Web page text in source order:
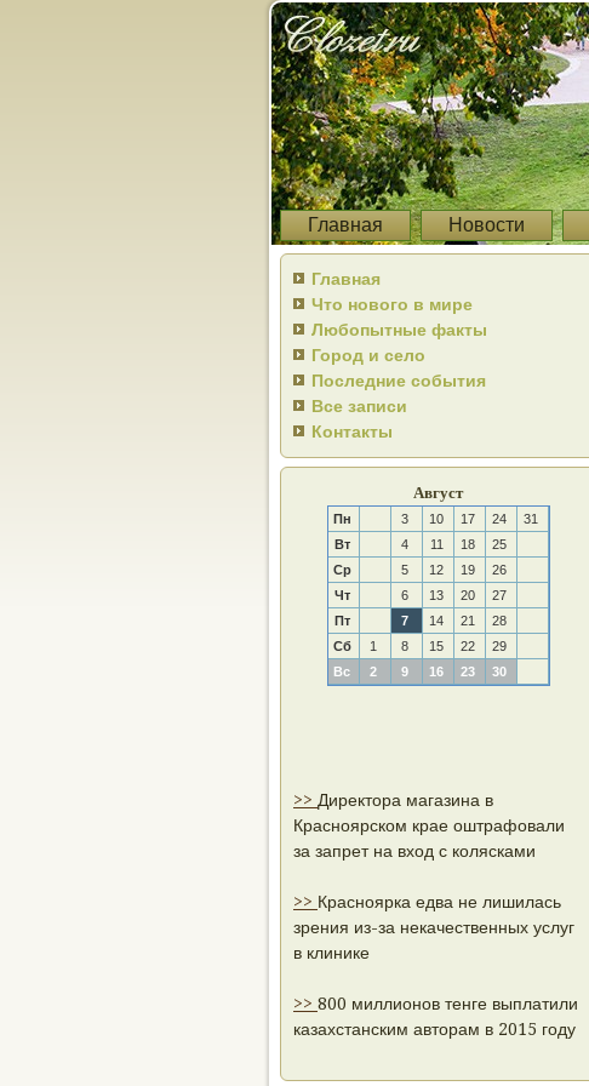
Главная Новости
Главная
Что нового в мире
Любопытные факты
Город и село
Последние события
Все записи
Контакты
Август
Пн 3 10 17 24
31
Вт
4 11 18
25
Ср
5 12 19
26
Чт
6 13 20
27
Пт
7 14 21
28
Сб
1 8 15 22
29
Вс
2 9 16 23 30
>> Директора магазина в
Красноярском крае оштрафовали
за запрет на вход с колясками
>> Красноярка едва не лишилась
зрения из-за некачественных услуг
в клинике
>> 800 миллионов тенге выплатили
казахстанским авторам в 2015 году